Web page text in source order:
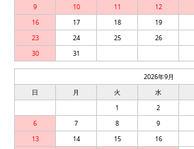
9
10 11 12
16
17 18 19
23
24 25 26
30
31
2026年9月
日
月 火 水
1
2
6
7 8 9
13
14 15 16